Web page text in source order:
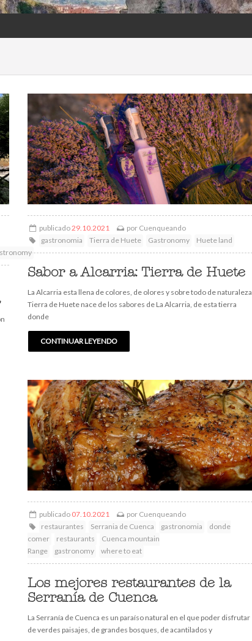
publicado29.10.2021 por Cuenqueando
gastronomia
Tierra de Huete Gastronomy Huete land
Sabor a Alcarria: Tierra de Huete
La Alcarria esta llena de colores, de olores y sobre todo de naturaleza.
Tierra de Huete nace de los sabores de La Alcarria, de esta tierra
donde
CONTINUAR LEYENDO
publicado 07.10.2021 por Cuenqueando
restaurantes
Serrania de Cuenca gastronomia
donde
comer
restaurants
Cuenca mountain
Range
gastronomy where to eat
Los mejores restaurantes de la
Serranía de Cuenca
La Serranía de Cuenca es un paraíso natural en el que poder disfrutar
de verdes paisajes, de grandes bosques, de acantilados y